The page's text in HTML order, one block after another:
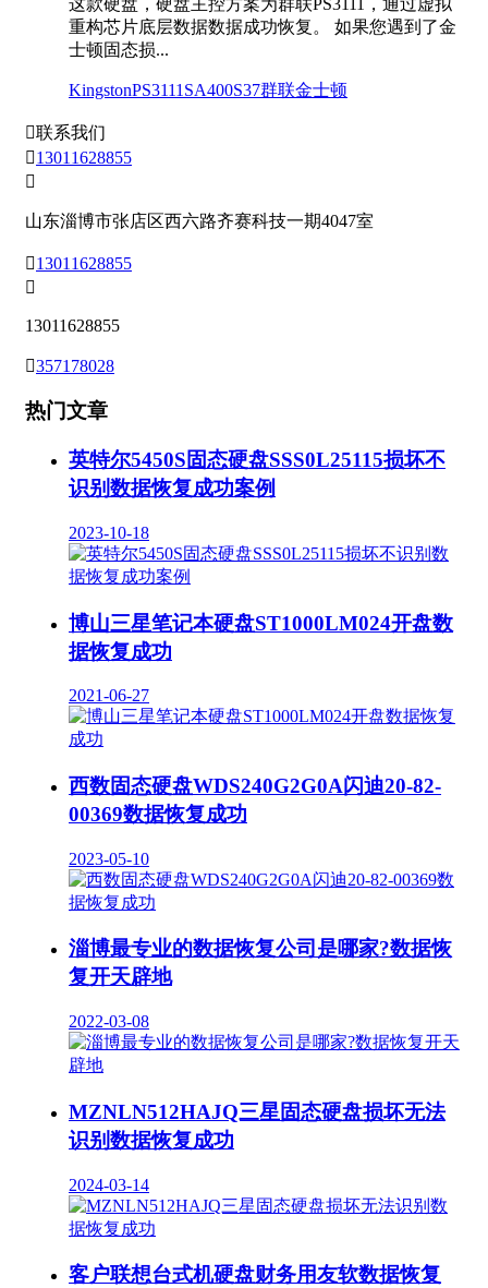
重构芯片底层数据数据成功恢复。 如果您遇到了金
士顿固态损...
KingstonPS3111 SA400S37群联金士顿
联系我们
13011628855

山东淄博市张店区西六路齐赛科技一期4047室
13011628855

13011628855
357178028
热门文章
英特尔5450S固态硬盘SSS0L25115损坏不
识别数据恢复成功案例
2023-10-18
博山三星笔记本硬盘ST1000LM024开盘数
据恢复成功
2021-06-27
西数固态硬盘WDS240G2G0A闪迪20-82-
00369数据恢复成功
2023-05-10
淄博最专业的数据恢复公司是哪家?数据恢
复开天辟地
2022-03-08
MZNLN512HAJQ三星固态硬盘损坏无法
识别数据恢复成功
2024-03-14
客户联想台式机硬盘财务用友软数据恢复